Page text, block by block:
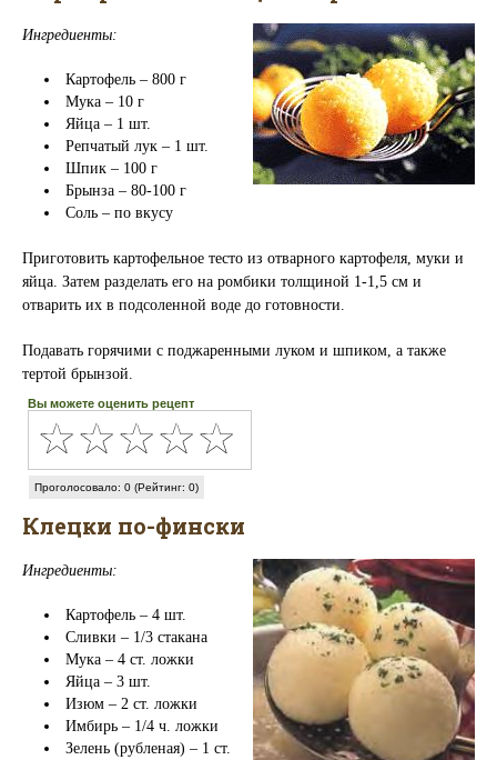
Ингредиенты:
Картофель – 800 г
Мука – 10 г
Яйца – 1 шт.
Репчатый лук – 1 шт.
Шпик – 100 г
Брынза – 80-100 г
Соль – по вкусу
Приготовить картофельное тесто из отварного картофеля, муки и
яйца. Затем разделать его на ромбики толщиной 1-1,5 см и
отварить их в подсоленной воде до готовности.
Подавать горячими с поджаренными луком и шпиком, а также
тертой брынзой.
Вы можете оценить рецепт
Проголосовало: 0 (Рейтинг: 0)
Клецки по-фински
Ингредиенты:
Картофель – 4 шт.
Сливки – 1/3 стакана
Мука – 4 ст. ложки
Яйца – 3 шт.
Изюм – 2 ст. ложки
Имбирь – 1/4 ч. ложки
Зелень (рубленая) – 1 ст.